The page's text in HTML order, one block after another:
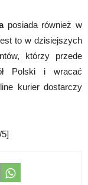
posiada również w
to w dzisiejszych
którzy przede
Polski i wracać
kurier dostarczy